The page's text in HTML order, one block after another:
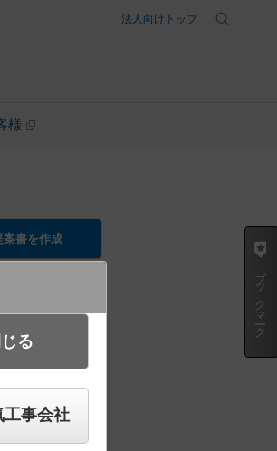
法人向けトップ
様
案書を作成
・調光回路
ブックマーク
工事会社
る